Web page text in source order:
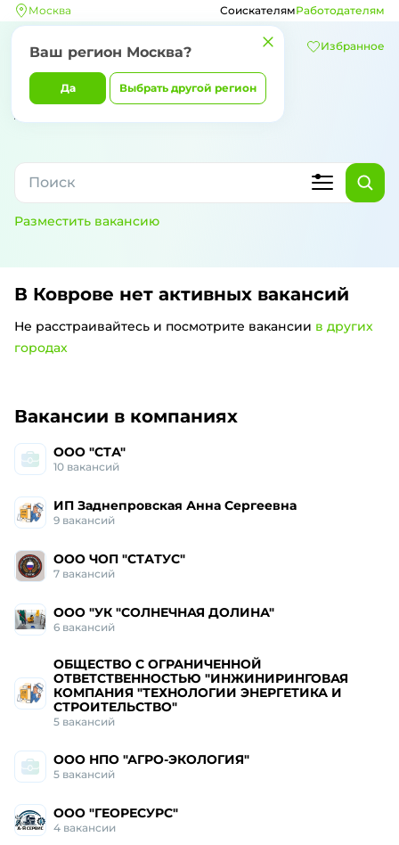
Москва
Ваш регион Москва?
Да Выбрать другой регион
СоискателямРаботодателям
Избранное
Разместить вакансию
В Коврове нет активных вакансий
Не расстраивайтесь и посмотрите вакансии в других
городах
Работа и вакансиив Коврове
Вакансии в компаниях
ООО "СТА"
10 вакансий
ИП Заднепровская Анна Сергеевна
9 вакансий
ООО ЧОП "СТАТУС"
7 вакансий
ООО "УК "СОЛНЕЧНАЯ ДОЛИНА"
6 вакансий
ОБЩЕСТВО С ОГРАНИЧЕННОЙ
ОТВЕТСТВЕННОСТЬЮ "ИНЖИНИРИНГОВАЯ
КОМПАНИЯ "ТЕХНОЛОГИИ ЭНЕРГЕТИКА И
СТРОИТЕЛЬСТВО"
5 вакансий
ООО НПО "АГРО-ЭКОЛОГИЯ"
5 вакансий
ООО "ГЕОРЕСУРС"
4 вакансии